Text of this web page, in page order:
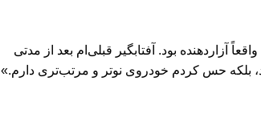
آزاردهنده بود. آفتابگیر قبلی‌ام بعد از مدتی
شد، بلکه حس کردم خودروی نوتر و مرتب‌تری دارم.»